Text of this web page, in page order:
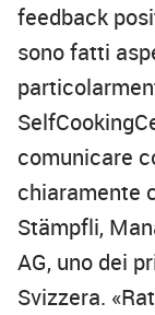
feedback
sono fatti
comunicare
chiaramente
Stämpfli,
AG, uno dei
Svizzera.